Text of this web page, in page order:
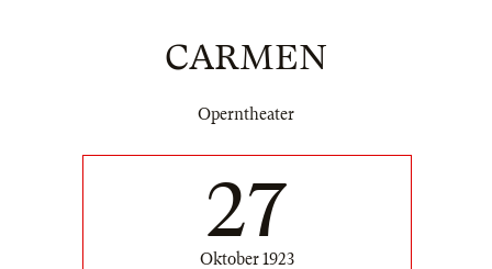
CARMEN
Operntheater
27
Oktober 1923